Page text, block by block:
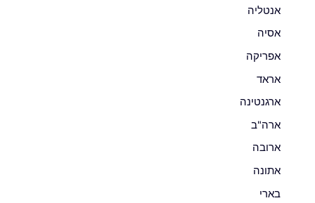
אנטליה
אסיה
אפריקה
אראד
ארגנטינה
ארה"ב
ארובה
אתונה
בארי